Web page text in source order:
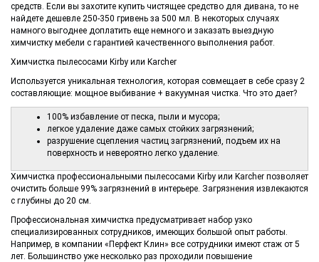
средств. Если вы захотите купить чистящее средство для дивана, то не
найдете дешевле 250-350 гривень за 500 мл. В некоторых случаях
намного выгоднее доплатить еще немного и заказать выездную
химчистку мебели с гарантией качественного выполнения работ.
Химчистка пылесосами Kirby или Karcher
Используется уникальная технология, которая совмещает в себе сразу 2
составляющие: мощное выбивание + вакуумная чистка. Что это дает?
100% избавление от песка, пыли и мусора;
легкое удаление даже самых стойких загрязнений;
разрушение сцепления частиц загрязнений, подъем их на
поверхность и невероятно легко удаление.
Химчистка профессиональными пылесосами Kirby или Karcher позволяет
очистить больше 99% загрязнений в интерьере. Загрязнения извлекаются
с глубины до 20 см.
Профессиональная химчистка предусматривает набор узко
специализированных сотрудников, имеющих большой опыт работы.
Например, в компании «Перфект Клин» все сотрудники имеют стаж от 5
лет. Большинство уже несколько раз проходили повышение